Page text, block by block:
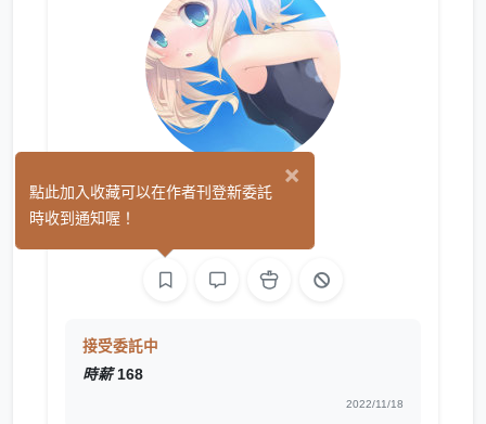
夢思 (0)
接受委託中
時薪168
2022/11/18
×
點此加入收藏可以在作者刊登新委託
時收到通知喔！